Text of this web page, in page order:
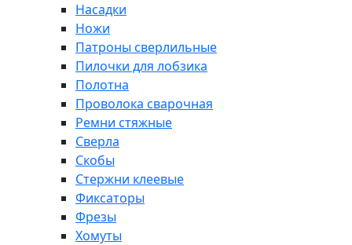
Насадки
Ножи
Патроны сверлильные
Пилочки для лобзика
Полотна
Проволока сварочная
Ремни стяжные
Сверла
Скобы
Стержни клеевые
Фиксаторы
Фрезы
Хомуты